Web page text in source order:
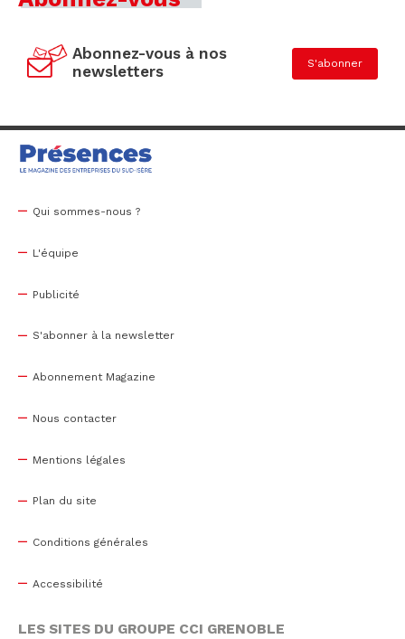
Abonnez-vous à nos
newsletters
S'abonner
Qui sommes-nous ?
L'équipe
Publicité
S'abonner à la newsletter
Abonnement Magazine
Nous contacter
Mentions légales
Plan du site
Conditions générales
Accessibilité
LES SITES DU GROUPE CCI GRENOBLE